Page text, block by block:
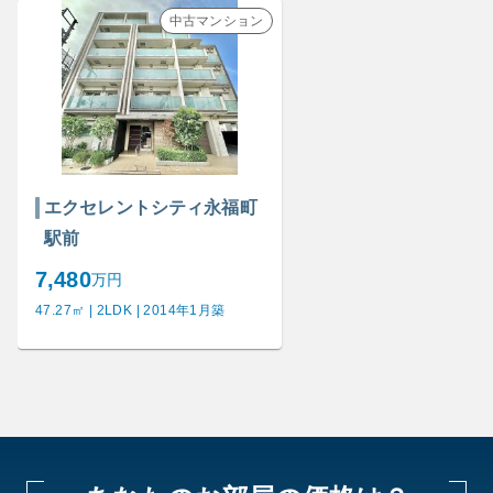
中古マンション
エクセレントシティ永福町
駅前
7,480万円
47.27㎡ | 2LDK | 2014年1月築